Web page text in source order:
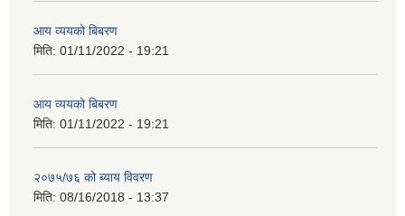
आय व्ययको बिबरण
मिति: 01/11/2022 - 19:21
आय व्ययको बिबरण
मिति: 01/11/2022 - 19:21
२०७५/७६ को ब्याय विवरण
मिति: 08/16/2018 - 13:37